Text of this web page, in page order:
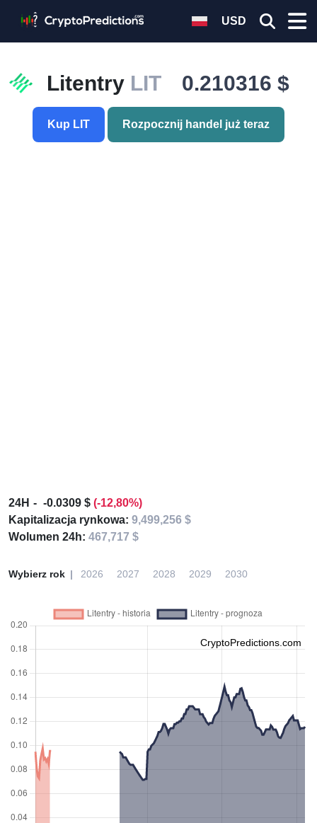
USD
Litentry LIT 0.210316 $
Kup LIT Rozpocznij handel już teraz
24H -0.0309 $ (-12,80%)
Kapitalizacja rynkowa: 9,499,256 $
Wolumen 24h: 467,717 $
Wybierz rok 2026 2027 2028 2029 2030
CryptoPredictions.com